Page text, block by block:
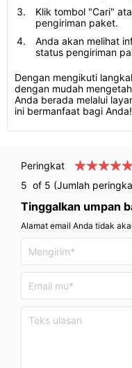
Klik tombol "Cari"
pengiriman paket.
Anda akan melihat
status pengiriman
Dengan mengikuti
dengan mudah
Anda berada melalui
ini bermanfaat bagi Anda!
Peringkat
5 of 5 (Jumlah
Tinggalkan umpan
Alamat email Anda tidak